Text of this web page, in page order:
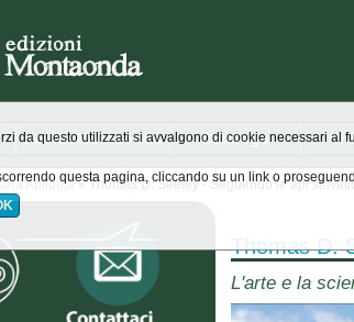
novità Montaonda Catalogo
Apilogia » Thomas D. Seeley - Seguendo le api
Thomas D.
L'arte e la
da questo utilizzati si avvalgono di cookie necessari
questa pagina, cliccando su un link o